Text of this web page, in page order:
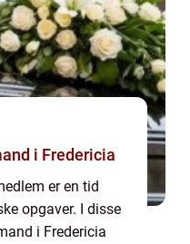
i Fredericia
er en tid
opgaver. I disse
i Fredericia